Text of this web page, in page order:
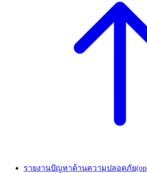
รายงานปัญหาด้านความปลอดภัย